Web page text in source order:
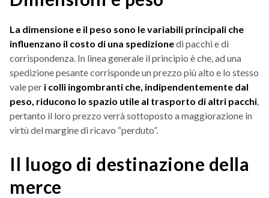
La dimensione e il peso sono le variabili principali che
influenzano il costo di una spedizionedi pacchi e di
corrispondenza. In linea generale il principio è che, ad una
spedizione pesante corrisponde un prezzo più alto e lo stesso
vale per i colli ingombranti che, indipendentemente dal
peso, riducono lo spazio utile al trasporto di altri pacchi
pertanto il loro prezzo verrà sottoposto a maggiorazione in
virtù del margine di ricavo “perduto”.
Il luogo di destinazione della
merce